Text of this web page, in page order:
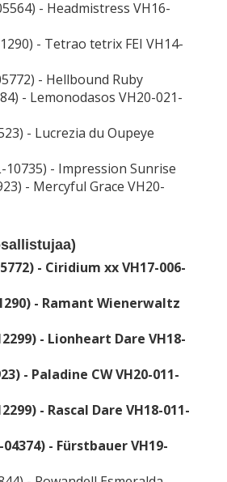
- Headmistress VH16-
- Tetrao tetrix FEI VH14-
- Hellbound Ruby
- Lemonodasos VH20-021-
- Lucrezia du Oupeye
10735) - Impression Sunrise
- Mercyful Grace VH20-
- Ciridium xx VH17-006-
- Ramant Wienerwaltz
- Lionheart Dare VH18-
- Paladine CW VH20-011-
- Rascal Dare VH18-011-
04374) - Fürstbauer VH19-